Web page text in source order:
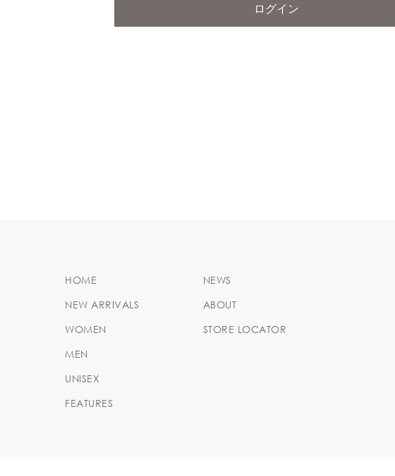
ログイン
HOME
NEW ARRIVALS
WOMEN
MEN
UNISEX
FEATURES
NEWS
ABOUT
STORE LOCATOR